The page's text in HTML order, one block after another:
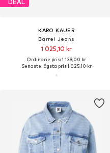
DEAL
KARO KAUER
Barrel Jeans
1 025,10 kr
Ordinarie pris: 1 139,00 kr
Senaste lägsta pris:1 025,10 kr